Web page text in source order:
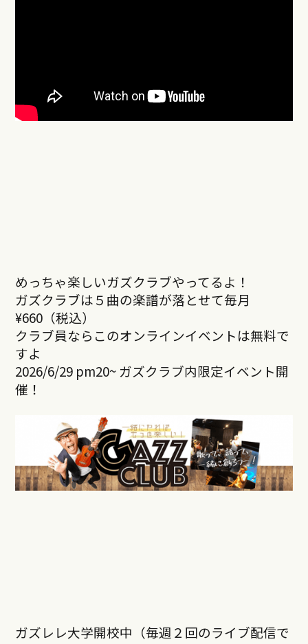
めっちゃ楽しいガズクラブやってるよ！
ガズクラブは５曲の楽譜が落とせて毎月
¥660（税込）
クラブ員ならこのオンラインイベントは無料で
すよ
2026/6/29 pm20~ ガズクラブ内限定イベント開
催！
ガズレレ大学開校中（毎週２回のライブ配信で